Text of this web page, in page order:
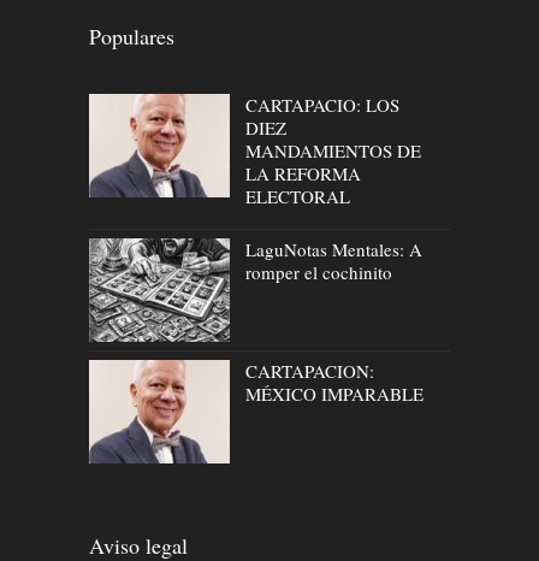
Populares
CARTAPACIO: LOS
DIEZ
MANDAMIENTOS DE
LA REFORMA
ELECTORAL
LaguNotas Mentales: A
romper el cochinito
CARTAPACION:
MÉXICO IMPARABLE
Aviso legal